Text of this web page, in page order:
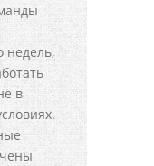
недель,
в